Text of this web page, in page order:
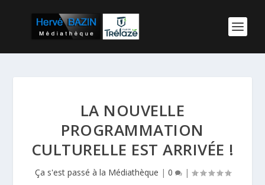
LA NOUVELLE
PROGRAMMATION
CULTURELLE EST ARRIVÉE !
Ça s'est passé à la Médiathèque | 0 |